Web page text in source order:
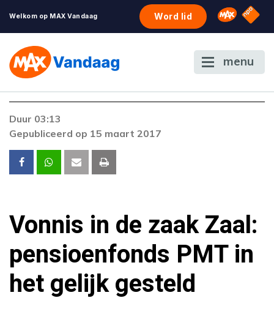
Welkom op MAX Vandaag Word lid Omroep
NPO
menu
Duur 03:13
Gepubliceerd op 15 maart 2017
Vonnis in de zaak Zaal:
pensioenfonds PMT in
het gelijk gesteld